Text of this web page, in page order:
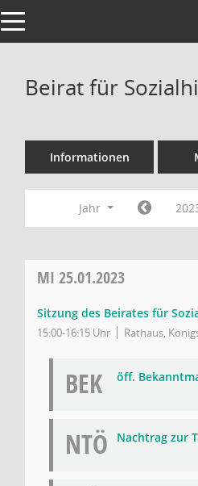
Toggle navigation
Beirat für
Informationen
Jahr
MI 25.01.2023
Sitzung des Beirates für
15:00-16:15 Uhr Rathaus,
BEK öff.
NTÖ Nachtrag zur